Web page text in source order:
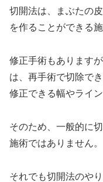
切開法は、まぶたの
を作ることができる施
修正手術もあります
は、再手術で切除で
修正できる幅やライ
そのため、一般的に
施術ではありません。
それでも切開法のや